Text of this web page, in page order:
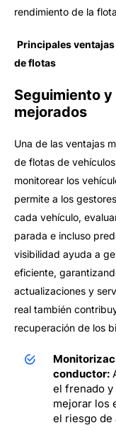
rendimiento de la
Principales
de flotas
Seguimiento
mejorados
Una de las ventajas
de flotas de
monitorear los
permite a los
cada vehículo,
parada e incluso
visibilidad ayuda a
eficiente,
actualizaciones y
real también
recuperación de los
conductor:
el frenado y
mejorar los
el riesgo de